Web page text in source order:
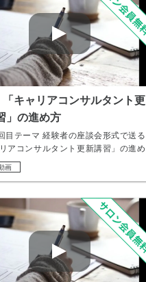
「キャリアコンサルタント更
」の進め方
目テーマ 経験者の座談会形式で送る
リアコンサルタント更新講習」の進め
…
画